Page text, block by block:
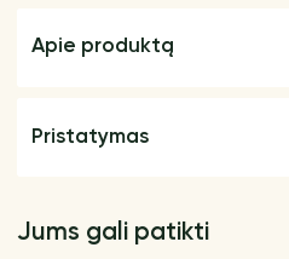
Apie produktą
Pristatymas
Jums gali patikti